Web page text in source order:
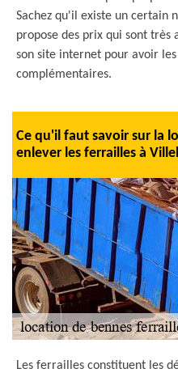
Sachez qu'il existe un certain
propose des prix qui sont
son site internet pour avoir
complémentaires.
Ce qu'il faut savoir sur la
enlever les ferrailles à
Les ferrailles constituent les